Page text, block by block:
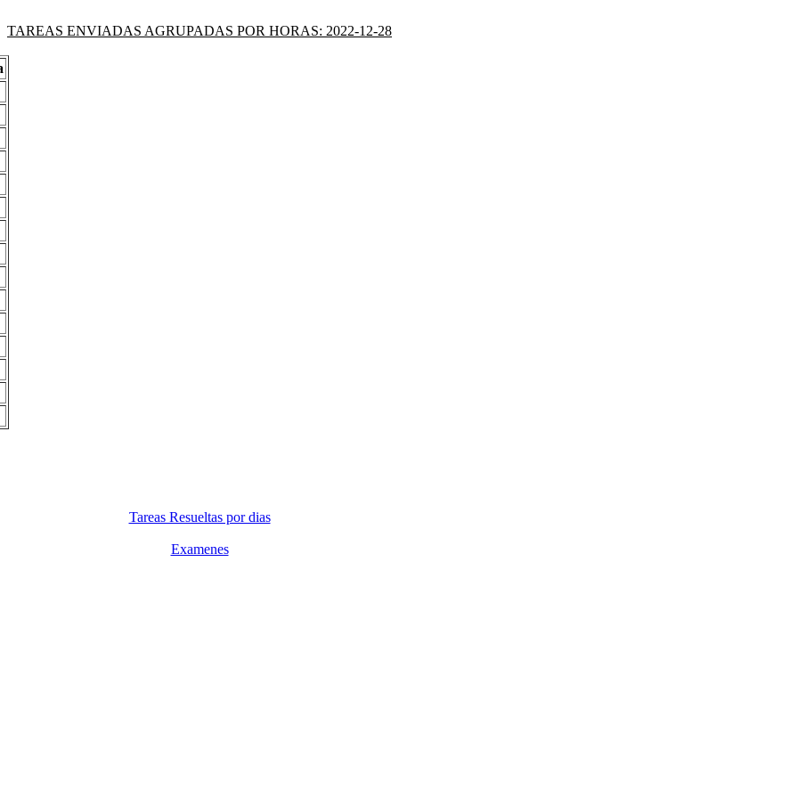
TAREAS ENVIADAS AGRUPADAS POR HORAS: 2022-12-28
Tareas Resueltas por dias
Examenes